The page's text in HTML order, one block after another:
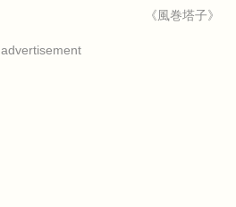
《風巻塔子》
advertisement